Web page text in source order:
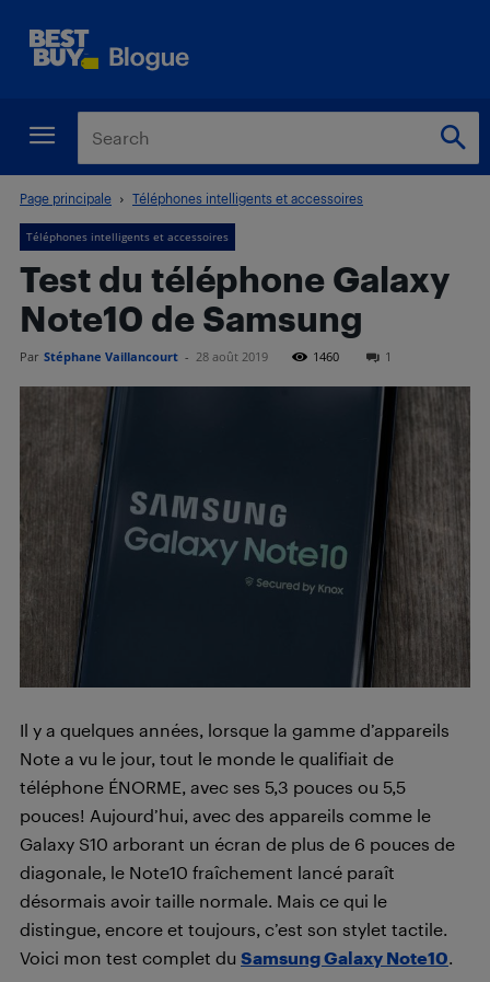
Page principale Téléphones intelligents et accessoires
Téléphones intelligents et accessoires
Test du téléphone Galaxy
Note10 de Samsung
Par Stéphane Vaillancourt - 28 août 2019 1460 1
Il y a quelques années, lorsque la gamme d’appareils
Note a vu le jour, tout le monde le qualifiait de
téléphone ÉNORME, avec ses 5,3 pouces ou 5,5
pouces! Aujourd’hui, avec des appareils comme le
Galaxy S10 arborant un écran de plus de 6 pouces de
diagonale, le Note10 fraîchement lancé paraît
désormais avoir taille normale. Mais ce qui le
distingue, encore et toujours, c’est son stylet tactile.
Voici mon test complet du Samsung Galaxy Note10